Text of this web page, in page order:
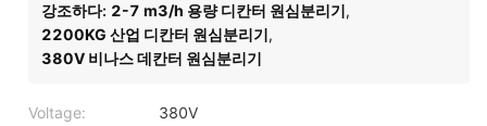
강조하다: 2-7 m3/h 용량 디칸터 원심분리기,
2200KG 산업 디칸터 원심분리기,
380V 비나스 데칸터 원심분리기
Voltage:
380V